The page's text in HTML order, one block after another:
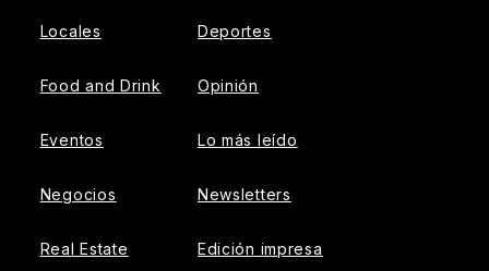
Locales
Food and Drink
Eventos
Negocios
Real Estate
Deportes
Opinión
Lo más leído
Newsletters
Edición impresa